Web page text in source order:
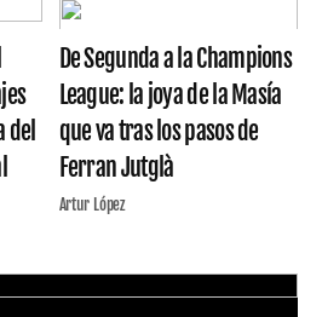
del
De Segunda a la Champions
League: la joya de la Masía
que va tras los pasos de
Ferran Jutglà
Artur López